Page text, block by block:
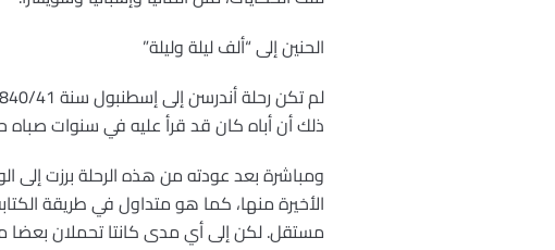
الحنين إلى “ألف ليلة وليلة”
ذلك أن أباه كان قد قرأ عليه في سنوات صباه
ومباشرة بعد عودته من هذه الرحلة برزت إلى
الأخيرة منها، كما هو متداول في طريقة
مستقل. لكن إلى أي مدى كانتا تحملان بعضا